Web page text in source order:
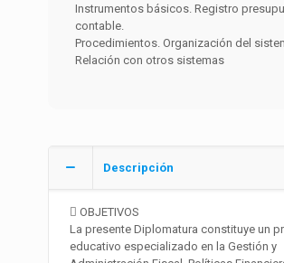
Instrumentos básicos. Registro
contable.
Procedimientos. Organización del
Relación con otros sistemas
Descripción
 OBJETIVOS
La presente Diplomatura constituye un
educativo especializado en la Gestión y